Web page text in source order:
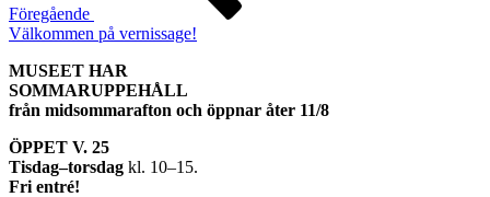
Föregående
Välkommen på vernissage!
MUSEET HAR
SOMMARUPPEHÅLL
från midsommarafton och öppnar åter 11/8
ÖPPET V. 25
Tisdag–torsdag kl. 10–15.
Fri entré!